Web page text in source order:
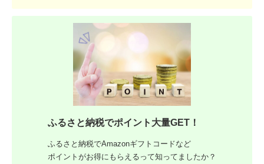
ふるさと納税でポイント大量GET！
ふるさと納税でAmazonギフトコードなど
ポイントがお得にもらえるって知ってましたか？